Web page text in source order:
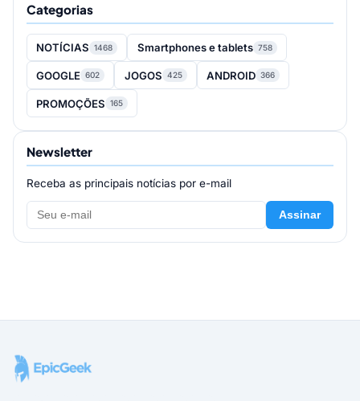
Categorias
NOTÍCIAS 1468 Smartphones e tablets 758
GOOGLE 602 JOGOS 425 ANDROID 366
PROMOÇÕES 165
Newsletter
Receba as principais notícias por e-mail
Assinar